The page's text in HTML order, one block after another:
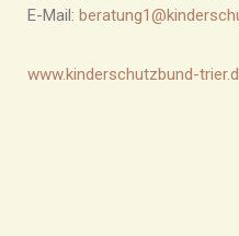
E-Mail:
www.kinderschutzbund-